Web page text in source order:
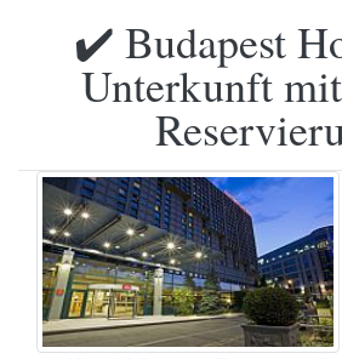
✔️ Budapest
Unterkunft